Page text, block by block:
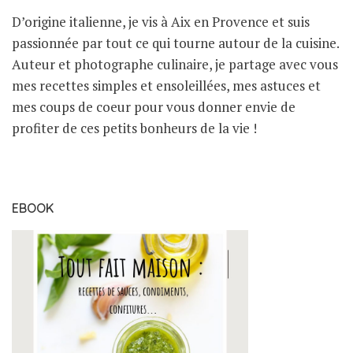
D’origine italienne, je vis à Aix en Provence et suis
passionnée par tout ce qui tourne autour de la cuisine.
Auteur et photographe culinaire, je partage avec vous
mes recettes simples et ensoleillées, mes astuces et
mes coups de coeur pour vous donner envie de
profiter de ces petits bonheurs de la vie !
EBOOK